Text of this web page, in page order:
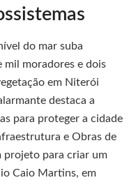
do mar suba
mil moradores e dois
em Niterói
destaca a
para proteger a cidade
e Obras de
projeto para criar um
Caio Martins, em